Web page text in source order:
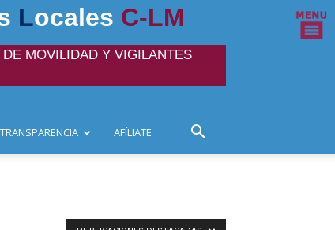
Locales C-LM
MOVILIDAD Y VIGILANTES
TRANSPARENCIA AFÍLIATE